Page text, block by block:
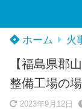
ホーム 火
【福島県郡
整備工場の
2023年9月12日